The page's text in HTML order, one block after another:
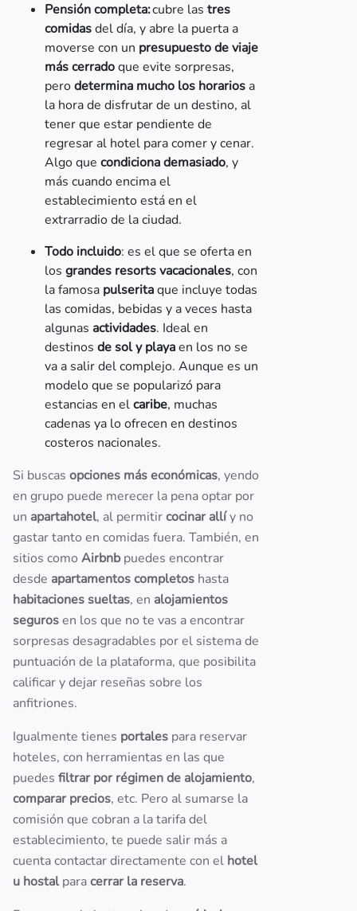
Pensión completa:cubre las tres
comidasdel día, y abre la puerta a
moverse con un presupuesto de viaje
más cerradoque evite sorpresas,
perodetermina mucho los horarios a
la hora de disfrutar de un destino, al
tener que estar pendiente de
regresar al hotel para comer y cenar.
Algo que condiciona demasiado, y
más cuando encima el
establecimiento está en el
extrarradio de la ciudad.
Todo incluido: es el que se oferta en
los grandes resorts vacacionales, con
la famosa pulseritaque incluye todas
las comidas, bebidas y a veces hasta
algunas actividades. Ideal en
destinos de sol y playaen los no se
va a salir del complejo. Aunque es un
modelo que se popularizó para
estancias en elcaribe, muchas
cadenas ya lo ofrecen en destinos
costeros nacionales.
Si buscas opciones más económicas, yendo
en grupo puede merecer la pena optar por
un apartahotel, al permitircocinar allíy no
gastar tanto en comidas fuera. También, en
sitios como Airbnbpuedes encontrar
desde apartamentos completos hasta
habitaciones sueltas, en alojamientos
segurosen los que no te vas a encontrar
sorpresas desagradables por el sistema de
puntuación de la plataforma, que posibilita
calificar y dejar reseñas sobre los
anfitriones.
Igualmente tienes portales para reservar
hoteles, con herramientas en las que
puedes filtrar por régimen de alojamiento,
comparar precios, etc. Pero al sumarse la
comisión que cobran a la tarifa del
establecimiento, te puede salir más a
cuenta contactar directamente con el hotel
u hostalparacerrar la reserva.